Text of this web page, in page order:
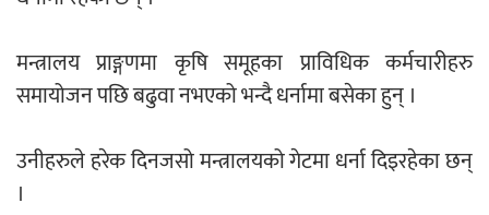
श्रीमती बलात्कार मुद्दामा श्रीमान्लाई छ महिना
कैद, एक लाख रुपैयाँ क्षतिपूर्ति
मन्त्रालय प्राङ्गणमा कृषि समूहका प्राविधिक कर्मचारीहरु
समायोजन पछि बढुवा नभएको भन्दै धर्नामा बसेका हुन् ।
उनीहरुले हरेक दिनजसो मन्त्रालयको गेटमा धर्ना दिइरहेका छन्
।